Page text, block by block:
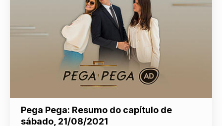
Pega Pega: Resumo do capítulo de
sábado, 21/08/2021